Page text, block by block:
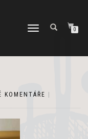
PŘEPNOUT
0
KOMENTÁŘE